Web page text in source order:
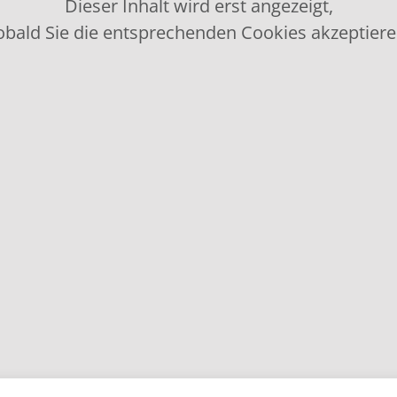
Dieser Inhalt wird erst angezeigt,
Sie die entsprechenden Cookies